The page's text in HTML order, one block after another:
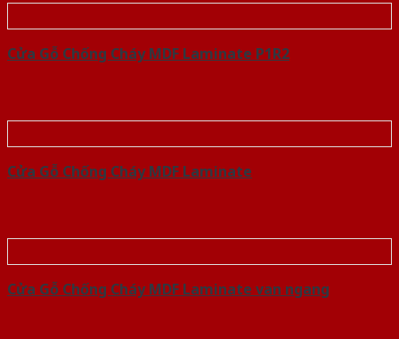
Cửa Gỗ Chống Cháy MDF Laminate P1R2
Cửa Gỗ Chống Cháy MDF Laminate
Cửa Gỗ Chống Cháy MDF Laminate van ngang